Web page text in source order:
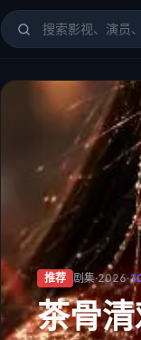
51爱播- 电影、电视
推荐 剧集·2026·
茶骨